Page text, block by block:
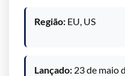
Região: EU, US
Lançado: 23 de maio